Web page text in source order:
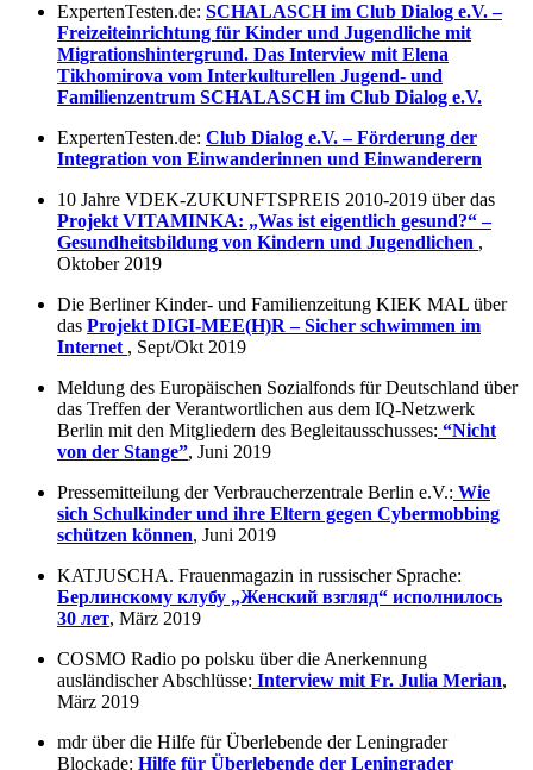
ExpertenTesten.de: SCHALASCH im Club Dialog e.V. –
Freizeiteinrichtung für Kinder und Jugendliche mit
Migrationshintergrund. Das Interview mit Elena
Tikhomirova vom Interkulturellen Jugend- und
Familienzentrum SCHALASCH im Club Dialog e.V.
ExpertenTesten.de: Club Dialog e.V. – Förderung der
Integration von Einwanderinnen und Einwanderern
10 Jahre VDEK-ZUKUNFTSPREIS 2010-2019 über das
Projekt VITAMINKA: „Was ist eigentlich gesund?“ –
Gesundheitsbildung von Kindern und Jugendlichen ,
Oktober 2019
Die Berliner Kinder- und Familienzeitung KIEK MAL über
das Projekt DIGI-MEE(H)R – Sicher schwimmen im
Internet , Sept/Okt 2019
Meldung des Europäischen Sozialfonds für Deutschland über
das Treffen der Verantwortlichen aus dem IQ-Netzwerk
Berlin mit den Mitgliedern des Begleitausschusses: “Nicht
von der Stange”, Juni 2019
Pressemitteilung der Verbraucherzentrale Berlin e.V.: Wie
sich Schulkinder und ihre Eltern gegen Cybermobbing
schützen können, Juni 2019
KATJUSCHA. Frauenmagazin in russischer Sprache:
Берлинскому клубу „Женский взгляд“ исполнилось
30 лет, März 2019
COSMO Radio po polsku über die Anerkennung
ausländischer Abschlüsse: Interview mit Fr. Julia Merian,
März 2019
mdr über die Hilfe für Überlebende der Leningrader
Blockade: Hilfe für Überlebende der Leningrader